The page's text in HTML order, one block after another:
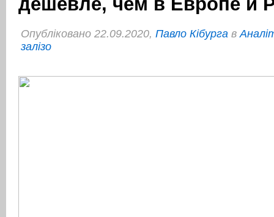
Опубліковано 22.09.2020, Павло Кібурга в
залізо